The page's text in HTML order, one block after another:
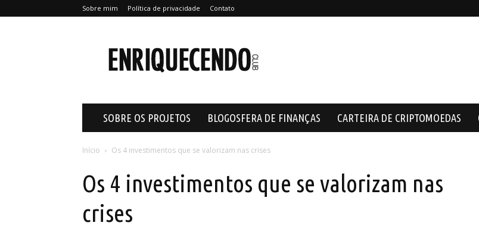
Sobre mim Política de privacidade Contato
SOBRE OS PROJETOS BLOGOSFERA DE FINANÇAS CARTEIRA DE CRIPTOMOEDAS
Início Os 4 investimentos que se valorizam nas crises
Os 4 investimentos que se valorizam nas
crises